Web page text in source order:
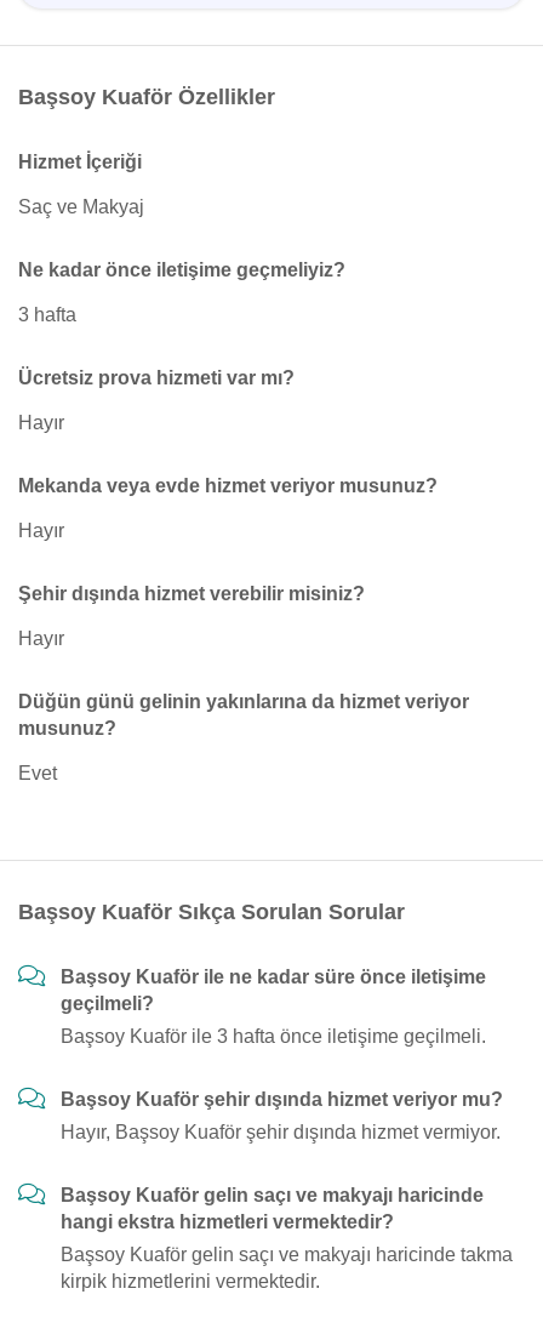
Başsoy Kuaför Özellikler
Hizmet İçeriği
Saç ve Makyaj
Ne kadar önce iletişime geçmeliyiz?
3 hafta
Ücretsiz prova hizmeti var mı?
Hayır
Mekanda veya evde hizmet veriyor musunuz?
Hayır
Şehir dışında hizmet verebilir misiniz?
Hayır
Düğün günü gelinin yakınlarına da hizmet veriyor
musunuz?
Evet
Başsoy Kuaför Sıkça Sorulan Sorular
Başsoy Kuaför ile ne kadar süre önce iletişime
geçilmeli?
Başsoy Kuaför ile 3 hafta önce iletişime geçilmeli.
Başsoy Kuaför şehir dışında hizmet veriyor mu?
Hayır, Başsoy Kuaför şehir dışında hizmet vermiyor.
Başsoy Kuaför gelin saçı ve makyajı haricinde
hangi ekstra hizmetleri vermektedir?
Başsoy Kuaför gelin saçı ve makyajı haricinde takma
kirpik hizmetlerini vermektedir.